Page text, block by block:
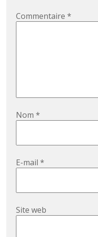
Commentaire*
Nom*
E-mail*
Site web